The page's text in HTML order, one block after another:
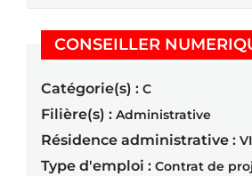
CONSEILLER
Catégorie(s) : C
Filière(s) : Administrative
Résidence administrative :
Type d'emploi : Contrat de